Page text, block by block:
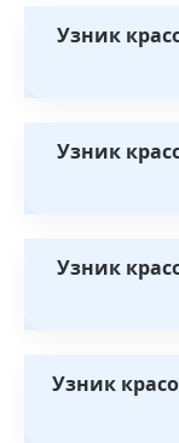
Узник
Узник
Узник
Узник